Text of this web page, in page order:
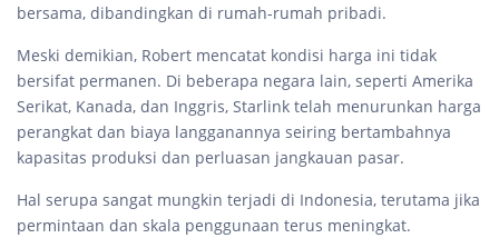
bersama, dibandingkan di rumah-rumah pribadi.
Meski demikian, Robert mencatat kondisi harga ini tidak
bersifat permanen. Di beberapa negara lain, seperti Amerika
Serikat, Kanada, dan Inggris, Starlink telah menurunkan harga
perangkat dan biaya langganannya seiring bertambahnya
kapasitas produksi dan perluasan jangkauan pasar.
Hal serupa sangat mungkin terjadi di Indonesia, terutama jika
permintaan dan skala penggunaan terus meningkat.